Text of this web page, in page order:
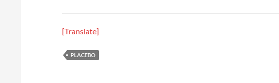
[Translate]
PLACEBO